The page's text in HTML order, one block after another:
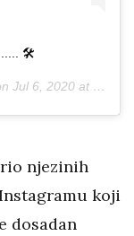
🛠
Jul 6, 2020 at 7:10pm PDT
njezinih
koji
dosadan